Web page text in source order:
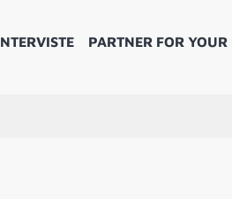
PARTNER FOR YOUR